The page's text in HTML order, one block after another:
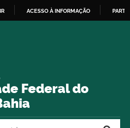
ACESSO À INFORMAÇÃO
Federal do